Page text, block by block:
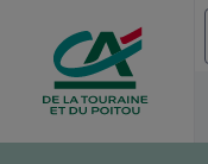
au
Menu
Aller au
Contenu